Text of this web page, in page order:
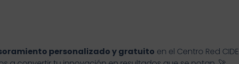
personalizado y gratuito en el Centro Red